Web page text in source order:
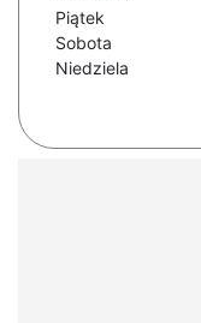
Piątek
Sobota
Niedziela